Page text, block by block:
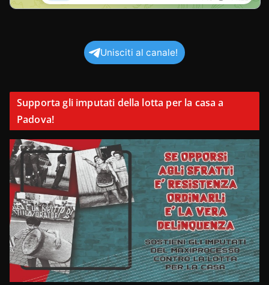
Unisciti al canale!
Supporta gli imputati della lotta per la casa a
Padova!